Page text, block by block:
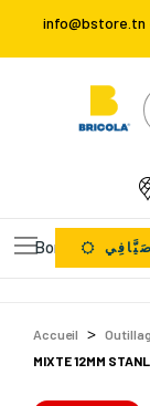
info@bstore.tn
Bons Plansصَيَّافِي
Accueil
MIXTE 12MM